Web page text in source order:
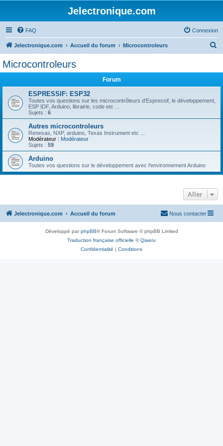
Jelectronique.com
FAQ Connexion
Jelectronique.com Accueil du forum Microcontroleurs
r
Microcontroleurs
Forum
ESPRESSIF: ESP32
Toutes vos questions sur les microcontrôleurs d'Espressif, le développement,
ESP IDF, Arduino, librairie, code etc ...
Sujets : 6
Autres microcontroleurs
Renesas, NXP, arduino, Texas Instrument etc ...
Modérateur : Modérateur
Sujets : 59
Arduino
Toutes vos questions sur le développement avec l'environnement Arduino
Aller
Jelectronique.com Accueil du forum Nous contacter
Développé parphpBB® Forum Software © phpBB Limited
Traduction française officielle ©Qiaeru
Confidentialité | Conditions